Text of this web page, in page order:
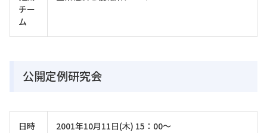
チー
ム
公開定例研究会
日時 2001年10月11日(木) 15：00～